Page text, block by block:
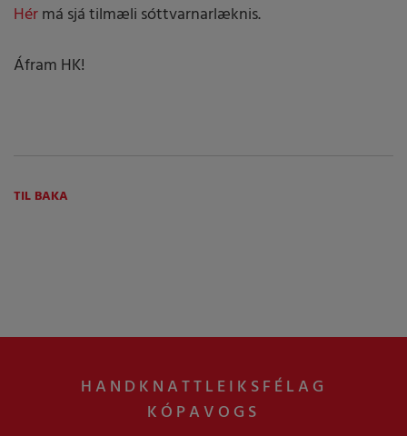
Hérmá sjá tilmæli sóttvarnarlæknis.
Áfram HK!
TIL BAKA
HANDKNATTLEIKSFÉLAG
KÓPAVOGS